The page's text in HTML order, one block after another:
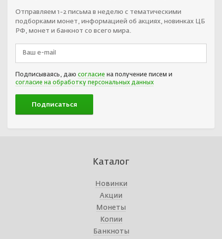
Отправляем 1-2 письма в неделю с тематическими
подборками монет, информацией об акциях, новинках ЦБ
РФ, монет и банкнот со всего мира.
Подписываясь, даю согласие на получение писем и
согласие на обработку персональных данных
Каталог
Новинки
Акции
Монеты
Копии
Банкноты